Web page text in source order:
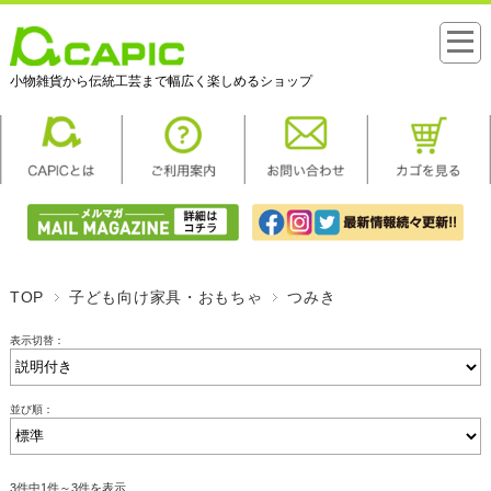
小物雑貨から伝統工芸まで幅広く楽しめるショップ
TOP 子ども向け家具・おもちゃ つみき
表示切替：
並び順：
3件中1件～3件を表示